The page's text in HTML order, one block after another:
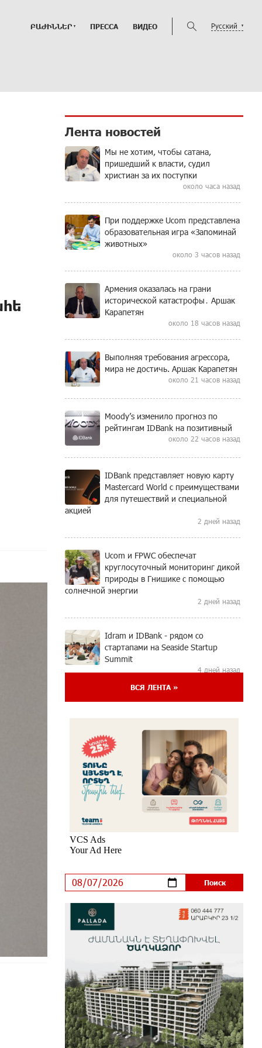
ԲԱԺԻՆՆԵՐ ПРЕССА ВИДЕО Русский
Лента новостей
Мы не хотим, чтобы сатана,
пришедший к власти, судил
христиан за их поступки
около часа назад
При поддержке Ucom представлена
образовательная игра «Запоминай
животных»
около 3 часов назад
Армения оказалась на грани
исторической катастрофы․ Аршак
Карапетян
около 18 часов назад
Выполняя требования агрессора,
мира не достичь. Аршак Карапетян
около 21 часов назад
Moody’s изменило прогноз по
рейтингам IDBank на позитивный
около 22 часов назад
IDBank представляет новую карту
Mastercard World с преимуществами
для путешествий и специальной
акцией
2 дней назад
Ucom и FPWC обеспечат
круглосуточный мониторинг дикой
природы в Гнишике с помощью
солнечной энергии
2 дней назад
Idram и IDBank - рядом со
стартапами на Seaside Startup
Summit
4 дней назад
В мобильном приложении
помощью imID
4 дней назад
«Бесплатные бонусы в играх»:
IDBank предупреждает о
кибератаках на школьников
7 дней назад
ЕАЭС со временем будет
поймёт и рядовой армянин, но
будет уже поздно
Если Израиль использует тему
Геноцида армян против Эрдогана,
Геноцид?
7 дней назад
ВТБ (Армения): вклад
«Стабильный» — до 10% годовых
и оформление в мобильном
ВСЯ ЛЕНТА »